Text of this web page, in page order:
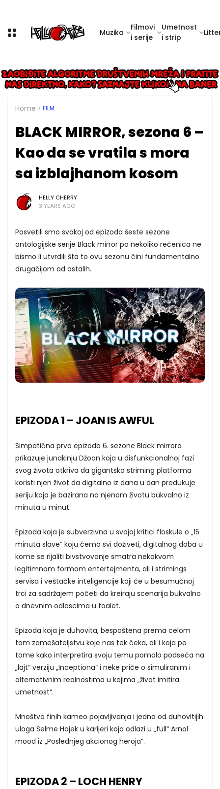
Muzika
Filmovi
i serije
Umetnost
i strip
Home FILM
BLACK MIRROR, sezona 6 –
Kao da se vratila s mora
sa izblajhanom kosom
HELLY CHERRY
3 YEARS AGO
Posvetili smo svakoj od epizoda šeste sezone
antologijske serije Black mirror po nekoliko rečenica ne
bismo li utvrdili šta to ovu sezonu čini fundamentalno
drugačijom od ostalih.
EPIZODA 1 – JOAN IS AWFUL
Simpatična prva epizoda 6. sezone Black mirrora
prikazuje junakinju Džoan koja u disfunkcionalnoj fazi
svog života otkriva da gigantska striming platforma
koristi njen život da digitalno iz dana u dan produkuje
seriju koja je bazirana na njenom životu bukvalno iz
minuta u minut.
Epizoda koja je subverzivna u svojoj kritici floskule o „15
minuta slave“ koju ćemo svi doživeti, digitalnog doba u
kome se rijaliti bivstvovanje smatra nekakvom
legitimnom formom entertejmenta, ali i strimings
servisa i veštačke inteligencije koji će u besumučnoj
trci za sadržajem početi da kreiraju scenarija bukvalno
o dnevnim odlascima u toalet.
Epizoda koja je duhovita, bespoštena prema celom
tom zamešateljstvu koje nas tek čeka, ali i koja po
tome kako interpretira svoju temu pomalo podseća na
„lajt“ verziju „Inceptiona“ i neke priče o simuliranim i
alternativnim realnostima u kojima „život imitira
umetnost“.
Mnoštvo finih kameo pojavljivanja i jedna od duhovitijih
uloga Selme Hajek u karijeri koja odlazi u „full“ Arnol
mood iz „Poslednjeg akcionog heroja“.
EPIZODA 2 – LOCH HENRY